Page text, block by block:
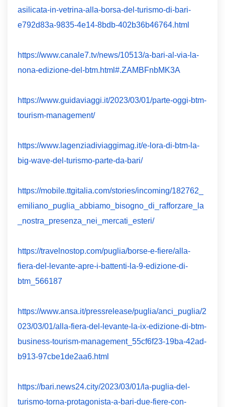
asilicata-in-vetrina-alla-borsa-del-turismo-di-bari-
e792d83a-9835-4e14-8bdb-402b36b46764.html
https://www.canale7.tv/news/10513/a-bari-al-via-la-
nona-edizione-del-btm.html#.ZAMBFnbMK3A
https://www.guidaviaggi.it/2023/03/01/parte-oggi-btm-
tourism-management/
https://www.lagenziadiviaggimag.it/e-lora-di-btm-la-
big-wave-del-turismo-parte-da-bari/
https://mobile.ttgitalia.com/stories/incoming/182762_
emiliano_puglia_abbiamo_bisogno_di_rafforzare_la
_nostra_presenza_nei_mercati_esteri/
https://travelnostop.com/puglia/borse-e-fiere/alla-
fiera-del-levante-apre-i-battenti-la-9-edizione-di-
btm_566187
https://www.ansa.it/pressrelease/puglia/anci_puglia/2
023/03/01/alla-fiera-del-levante-la-ix-edizione-di-btm-
business-tourism-management_55cf6f23-19ba-42ad-
b913-97cbe1de2aa6.html
https://bari.news24.city/2023/03/01/la-puglia-del-
turismo-torna-protagonista-a-bari-due-fiere-con-